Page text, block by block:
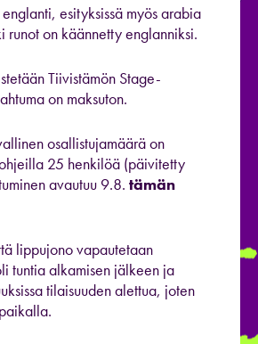
esityksissä myös arabia
runot on käännetty englanniksi.
Tiivistämön Stage-
on maksuton.
osallistujamäärä on
25 henkilöä (päivitetty
avautuu 9.8. tämän
lippujono vapautetaan
tuntia alkamisen jälkeen ja
tilaisuuden alettua, joten